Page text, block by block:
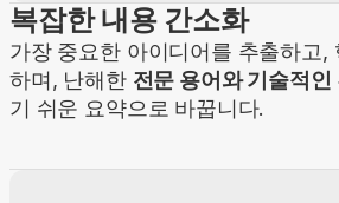
복잡한 내용 간소화
가장 중요한 아이디어를 추출하고,
하며, 난해한 전문 용어와 기술적인
기 쉬운 요약으로 바꿉니다.